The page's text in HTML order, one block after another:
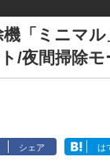
機「ミニマ
/夜間掃除モ
シェア は